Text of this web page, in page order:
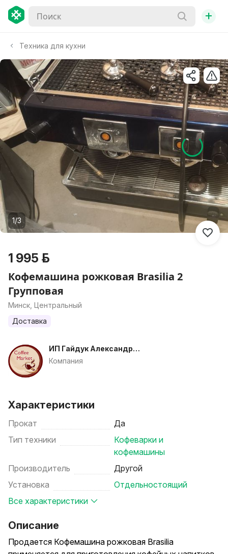
+
Техника для кухни
1/3
1 995 р.
Кофемашина рожковая Brasilia 2
Групповая
Минск, Центральный
Доставка
ИП Гайдук Александр
Владимирович
Компания
Характеристики
Прокат
Да
Тип техники
Кофеварки и
кофемашины
Производитель
Другой
Установка
Отдельностоящий
Все характеристики
Описание
Продается Кофемашина рожковая Brasilia